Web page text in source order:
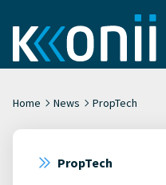
Home News PropTech
PropTech